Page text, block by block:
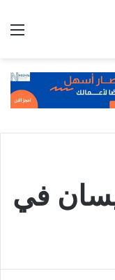
في